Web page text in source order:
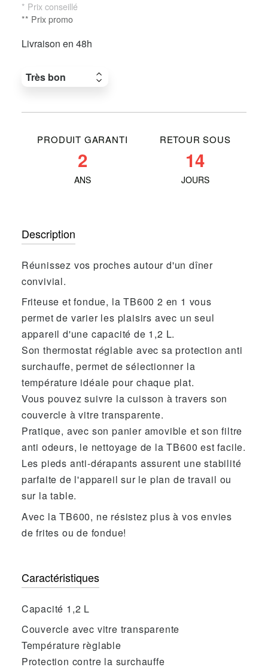
* Prix conseillé
** Prix promo
Livraison en 48h
PRODUIT GARANTI
2
ANS
RETOUR SOUS
14
JOURS
Description
Réunissez vos proches autour d'un dîner
convivial.
Friteuse et fondue, la TB600 2 en 1 vous
permet de varier les plaisirs avec un seul
appareil d'une capacité de 1,2 L.
Son thermostat réglable avec sa protection anti
surchauffe, permet de sélectionner la
température idéale pour chaque plat.
Vous pouvez suivre la cuisson à travers son
couvercle à vitre transparente.
Pratique, avec son panier amovible et son filtre
anti odeurs, le nettoyage de la TB600 est facile.
Les pieds anti-dérapants assurent une stabilité
parfaite de l'appareil sur le plan de travail ou
sur la table.
Avec la TB600, ne résistez plus à vos envies
de frites ou de fondue!
Caractéristiques
Capacité 1,2 L
Couvercle avec vitre transparente
Température règlable
Protection contre la surchauffe